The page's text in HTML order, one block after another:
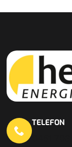
TELEFON